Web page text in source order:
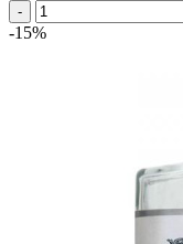
-
-15%